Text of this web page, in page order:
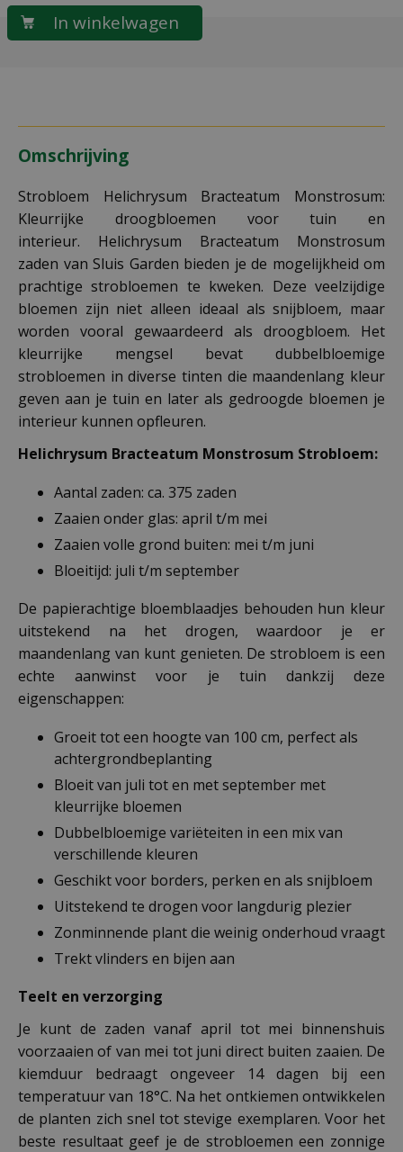
Omschrijving
Strobloem Helichrysum Bracteatum Monstrosum:
Kleurrijke droogbloemen voor tuin en
interieur. Helichrysum Bracteatum Monstrosum
zaden van Sluis Garden bieden je de mogelijkheid om
prachtige strobloemen te kweken. Deze veelzijdige
bloemen zijn niet alleen ideaal als snijbloem, maar
worden vooral gewaardeerd als droogbloem. Het
kleurrijke mengsel bevat dubbelbloemige
strobloemen in diverse tinten die maandenlang kleur
geven aan je tuin en later als gedroogde bloemen je
interieur kunnen opfleuren.
Helichrysum Bracteatum Monstrosum Strobloem:
Aantal zaden: ca. 375 zaden
Zaaien onder glas: april t/m mei
Zaaien volle grond buiten: mei t/m juni
Bloeitijd: juli t/m september
De papierachtige bloemblaadjes behouden hun kleur
uitstekend na het drogen, waardoor je er
maandenlang van kunt genieten. De strobloem is een
echte aanwinst voor je tuin dankzij deze
eigenschappen:
Groeit tot een hoogte van 100 cm, perfect als
achtergrondbeplanting
Bloeit van juli tot en met september met
kleurrijke bloemen
Dubbelbloemige variëteiten in een mix van
verschillende kleuren
Geschikt voor borders, perken en als snijbloem
Uitstekend te drogen voor langdurig plezier
Zonminnende plant die weinig onderhoud vraagt
Trekt vlinders en bijen aan
Teelt en verzorging
Je kunt de zaden vanaf april tot mei binnenshuis
voorzaaien of van mei tot juni direct buiten zaaien. De
kiemduur bedraagt ongeveer 14 dagen bij een
temperatuur van 18°C. Na het ontkiemen ontwikkelen
de planten zich snel tot stevige exemplaren. Voor het
beste resultaat geef je de strobloemen een zonnige